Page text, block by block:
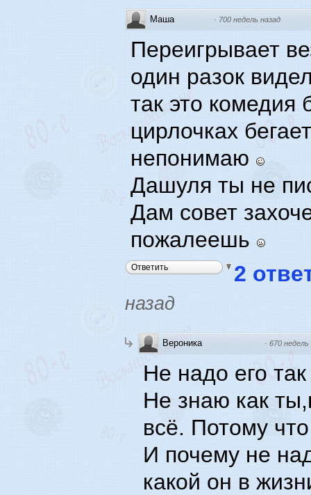
Маша · 700 недель назад
Переигрывает
один разок
так это
цирлочках
непонимаю
Дашуля ты не
Дам совет
пожалеешь
Ответить 2
назад
Вероника · 670 недель
Не надо его
Не знаю как
всё. Потому
И почему не
какой он в